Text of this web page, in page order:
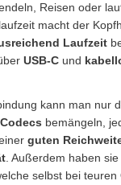
Reisen oder
macht der
Laufzeit
USB-C und
kann man nur
bemängeln,
guten
. Außerdem haben
selbst bei